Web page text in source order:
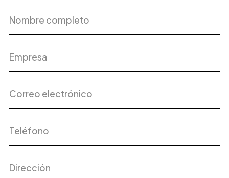
completo
electrónico